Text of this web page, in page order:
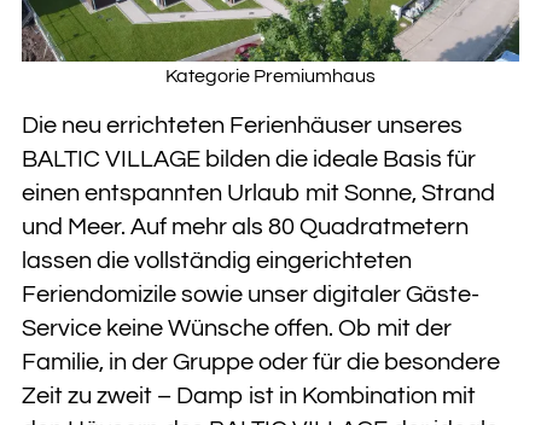
Kategorie Premiumhaus
Die neu errichteten Ferienhäuser unseres
BALTIC VILLAGE bilden die ideale Basis für
einen entspannten Urlaub mit Sonne, Strand
und Meer. Auf mehr als 80 Quadratmetern
lassen die vollständig eingerichteten
Feriendomizile sowie unser digitaler Gäste-
Service keine Wünsche offen. Ob mit der
Familie, in der Gruppe oder für die besondere
Zeit zu zweit – Damp ist in Kombination mit